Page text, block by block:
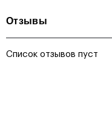
Отзывы
Список отзывов пуст